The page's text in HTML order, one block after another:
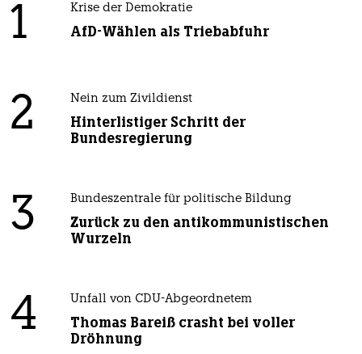
1 Krise der Demokratie
AfD-Wählen als Triebabfuhr
2 Nein zum Zivildienst
Hinterlistiger Schritt der
Bundesregierung
3 Bundeszentrale für politische Bildung
Zurück zu den antikommunistischen
Wurzeln
4 Unfall von CDU-Abgeordnetem
Thomas Bareiß crasht bei voller
Dröhnung